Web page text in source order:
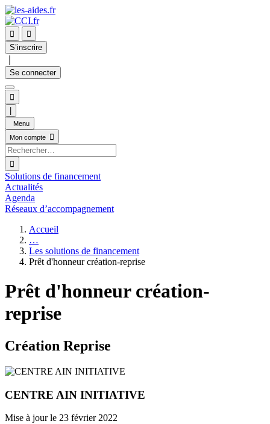


S’inscrire
Se connecter

Menu
Mon compte


Solutions de financement
Actualités
Agenda
Réseaux d’accompagnement
Accueil
…
Les solutions de financement
Prêt d'honneur création-reprise
Prêt d'honneur création-
reprise
Création Reprise
CENTRE AIN INITIATIVE
Mise à jour le 23 février 2022